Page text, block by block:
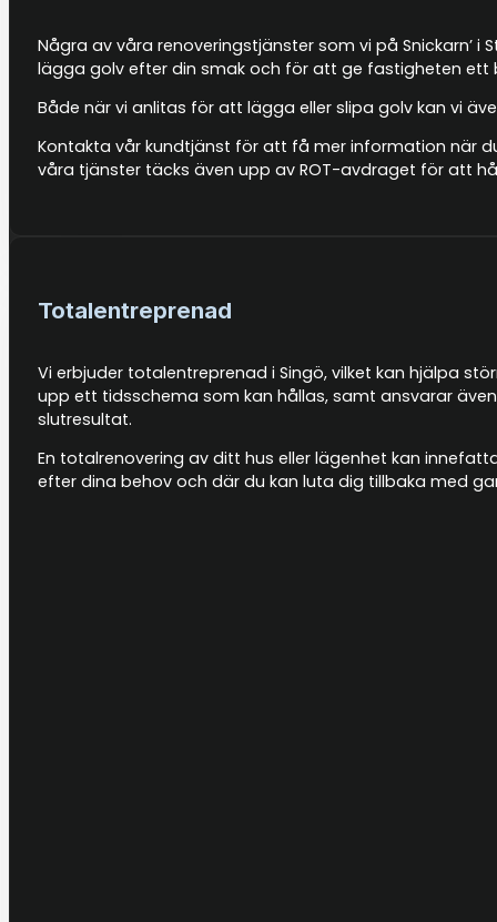
Några av våra renoveringstjänster som vi på
lägga golv efter din smak och för att ge fastigheten ett
Både när vi anlitas för att lägga eller slipa golv kan vi
Kontakta vår kundtjänst för att få mer information när
våra tjänster täcks även upp av ROT-avdraget för att
Totalentreprenad
Vi erbjuder totalentreprenad i Singö, vilket kan hjälpa
upp ett tidsschema som kan hållas, samt ansvarar
slutresultat.
En totalrenovering av ditt hus eller lägenhet kan
efter dina behov och där du kan luta dig tillbaka med